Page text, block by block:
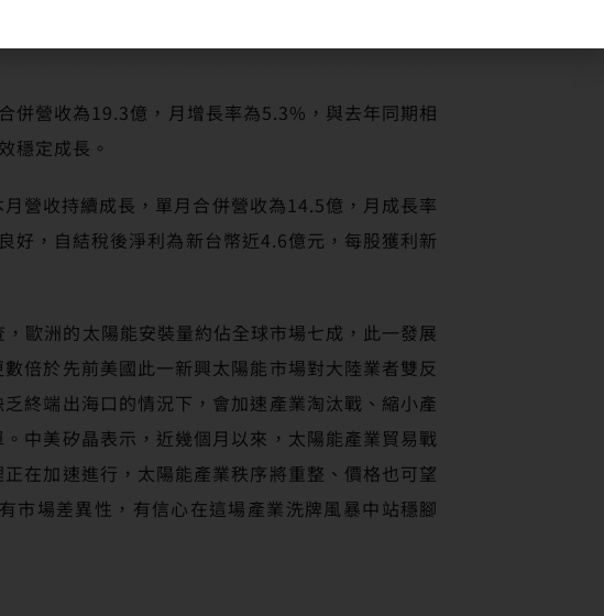
併營收為19.3億，月增長率為5.3%，與去年同期相
穩定成長。
營收持續成長，單月合併營收為14.5億，月成長率
好，自結稅後淨利為新台幣近4.6億元，每股獲利新
歐洲的太陽能安裝量約佔全球市場七成，此一發展
倍於先前美國此一新興太陽能市場對大陸業者雙反
終端出海口的情況下，會加速產業淘汰戰、縮小產
中美矽晶表示，近幾個月以來，太陽能產業貿易戰
在加速進行，太陽能產業秩序將重整、價格也可望
市場差異性，有信心在這場產業洗牌風暴中站穩腳